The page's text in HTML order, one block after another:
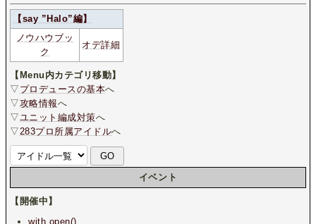
【say ”Halo”編】
ノウハウブッ
ク
オデ詳細
【Menu内カテゴリ移動】
▽ プロデュースの基本へ
▽攻略情報へ
▽ ユニット編成対策へ
▽ 283プロ所属アイドルへ
イベント
【開催中】
with open()